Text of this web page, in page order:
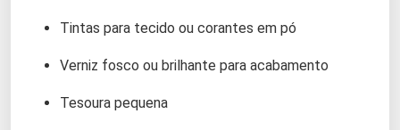
Tintas para tecido ou corantes em pó
Verniz fosco ou brilhante para acabamento
Tesoura pequena